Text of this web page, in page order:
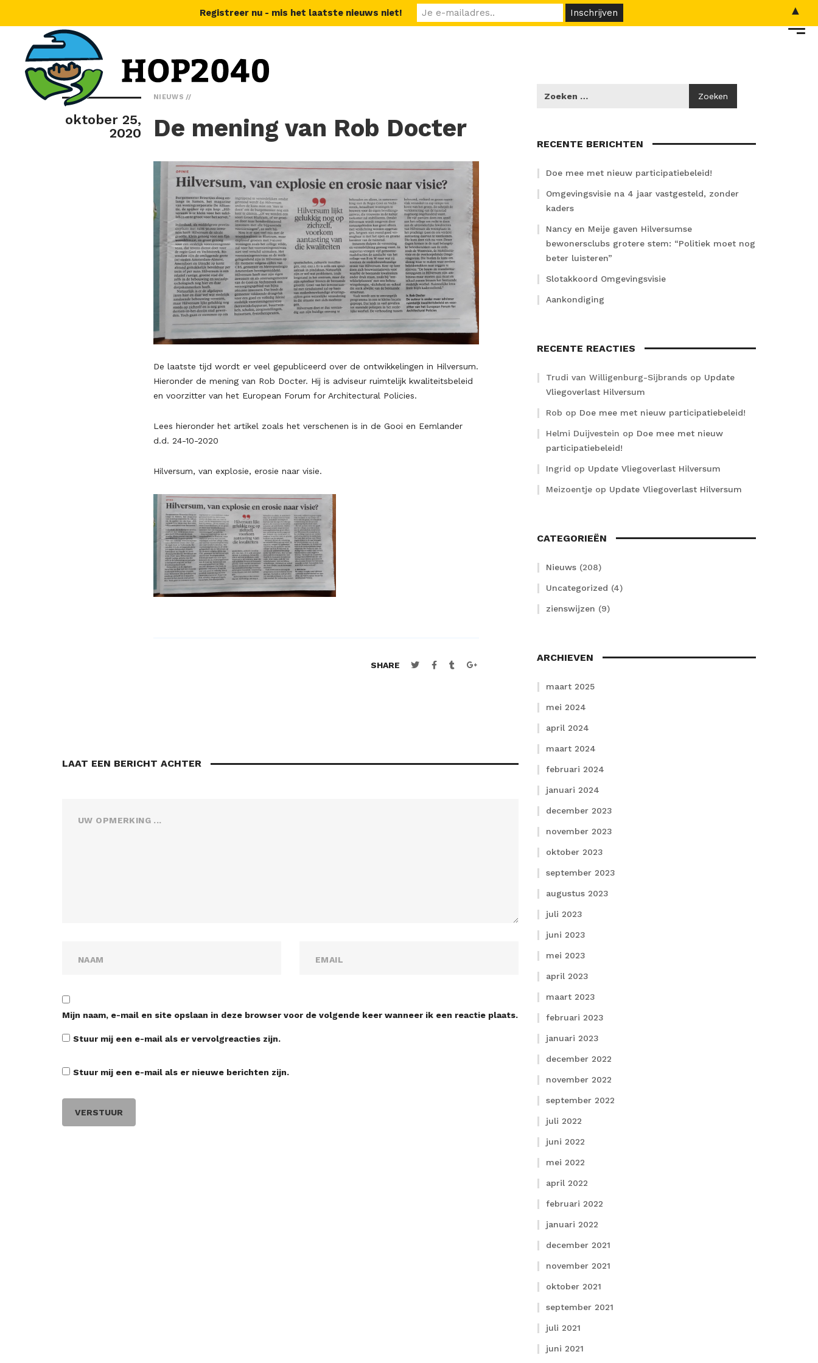
oktober 25,
2020
NIEUWS
De mening van Rob Docter
De laatste tijd wordt er veel gepubliceerd over de ontwikkelingen in Hilversum.
Hieronder de mening van Rob Docter. Hij is adviseur ruimtelijk kwaliteitsbeleid
en voorzitter van het European Forum for Architectural Policies.
Lees hieronder het artikel zoals het verschenen is in de Gooi en Eemlander
d.d. 24-10-2020
Hilversum, van explosie, erosie naar visie.
SHARE
LAAT EEN BERICHT ACHTER
Mijn naam, e-mail en site opslaan in deze browser voor de volgende keer wanneer ik een reactie plaats.
Stuur mij een e-mail als er vervolgreacties zijn.
Stuur mij een e-mail als er nieuwe berichten zijn.
RECENTE BERICHTEN
Doe mee met nieuw participatiebeleid!
Omgevingsvisie na 4 jaar vastgesteld, zonder
kaders
Nancy en Meije gaven Hilversumse
bewonersclubs grotere stem: “Politiek moet nog
beter luisteren”
Slotakkoord Omgevingsvisie
Aankondiging
RECENTE REACTIES
Trudi van Willigenburg-Sijbrands op Update
Vliegoverlast Hilversum
Rob op Doe mee met nieuw participatiebeleid!
Helmi Duijvestein op Doe mee met nieuw
participatiebeleid!
Ingrid op Update Vliegoverlast Hilversum
Meizoentje op Update Vliegoverlast Hilversum
CATEGORIEËN
Nieuws (208)
Uncategorized (4)
zienswijzen (9)
ARCHIEVEN
maart 2025
mei 2024
april 2024
maart 2024
februari 2024
januari 2024
december 2023
november 2023
oktober 2023
september 2023
augustus 2023
juli 2023
juni 2023
mei 2023
april 2023
maart 2023
februari 2023
januari 2023
december 2022
november 2022
september 2022
juli 2022
juni 2022
mei 2022
april 2022
februari 2022
januari 2022
december 2021
november 2021
oktober 2021
september 2021
juli 2021
juni 2021
Registreer nu - mis het laatste nieuws niet! ▲